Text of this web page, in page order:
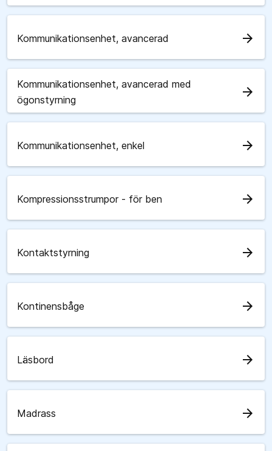
Kommunikationsenhet, avancerad arrow_forward
Kommunikationsenhet, avancerad med
ögonstyrning
arrow_forward
Kommunikationsenhet, enkel arrow_forward
Kompressionsstrumpor - för ben arrow_forward
Kontaktstyrning arrow_forward
Kontinensbåge arrow_forward
Läsbord arrow_forward
Madrass arrow_forward